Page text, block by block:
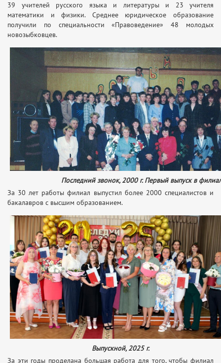
39 учителей русского языка и литературы и 23 учителя
математики и физики. Среднее юридическое образование
получили по специальности «Правоведение» 48 молодых
новозыбковцев.
Последний звонок, 2000 г. Первый выпуск в
За 30 лет работы филиал выпустил более 2000 специалистов и
бакалавров с высшим образованием.
Выпускной, 2025 г.
За эти годы проделана большая работа для того, чтобы филиал